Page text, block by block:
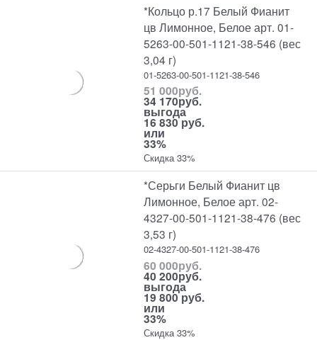
*Кольцо р.17 Белый Фианит
цв Лимонное, Белое арт. 01-
5263-00-501-1121-38-546 (вес
3,04 г)
01-5263-00-501-1121-38-546
51 000руб.
34 170руб.
выгода
16 830 руб.
или
33%
Скидка 33%
*Серьги Белый Фианит цв
Лимонное, Белое арт. 02-
4327-00-501-1121-38-476 (вес
3,53 г)
02-4327-00-501-1121-38-476
60 000руб.
40 200руб.
выгода
19 800 руб.
или
33%
Скидка 33%